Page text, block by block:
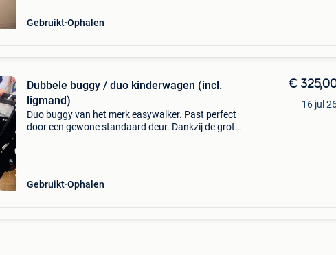
Gebruikt Ophalen
Dubbele buggy / duo kinderwagen (incl.
ligmand)
Duo buggy van het merk easywalker. Past perfect
door een gewone standaard deur. Dankzij de grote
Gebruikt Ophalen
€
16 jul